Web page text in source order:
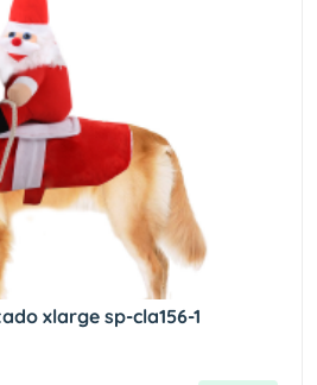
xlarge sp-cla156-1